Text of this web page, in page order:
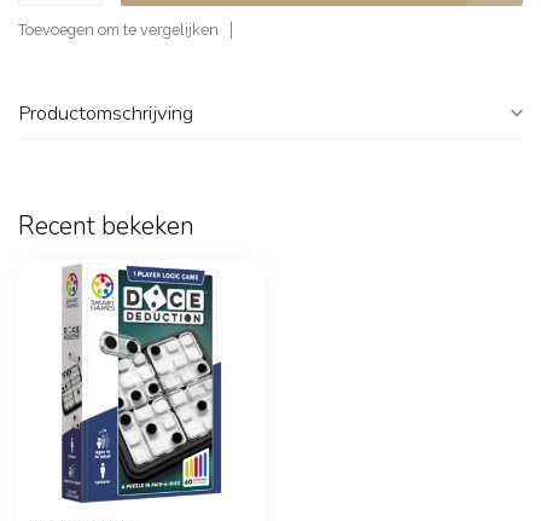
Toevoegen om te vergelijken
Productomschrijving
Recent bekeken